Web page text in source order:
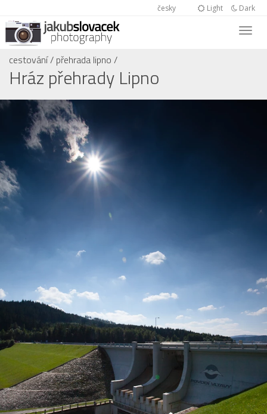
česky Light Dark
cestování/ přehrada lipno /
Hráz přehrady Lipno